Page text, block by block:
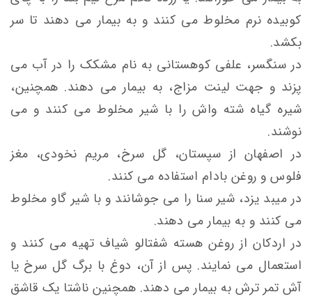
کوبیده نرم مخلوط می کنند و به بیمار می دهند تا سر
بکشد.
در سنگسر، علفی کوهستانی به نام مشکک را در آب می
پزند و جهت لینت مزاج، به بیمار می دهند. همچنین،
شیره گیاه شته واش را با شیر مخلوط می کنند و می
نوشند.
در اصفهان از سپستان، گل سرخ، مریم نخودی، مغز
فلوس و روغن بادام استفاده می کنند.
در میبد یزد، شیر سنا را می جوشانند و با شیر گاو مخلوط
می کنند و به بیمار می دهند.
در اردکان از روغن هسته شفتالو شیاف تهیه می کنند و
استعمال می نمایند. پس از آن، دوغ با برگ گل سرخ یا
آش تمر ترش به بیمار می دهند. همچنین ناشتا یک قاشق